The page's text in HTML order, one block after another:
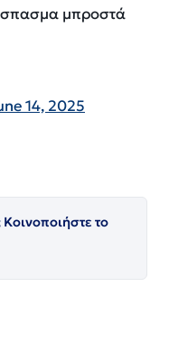
μπροστά
14, 2025
το